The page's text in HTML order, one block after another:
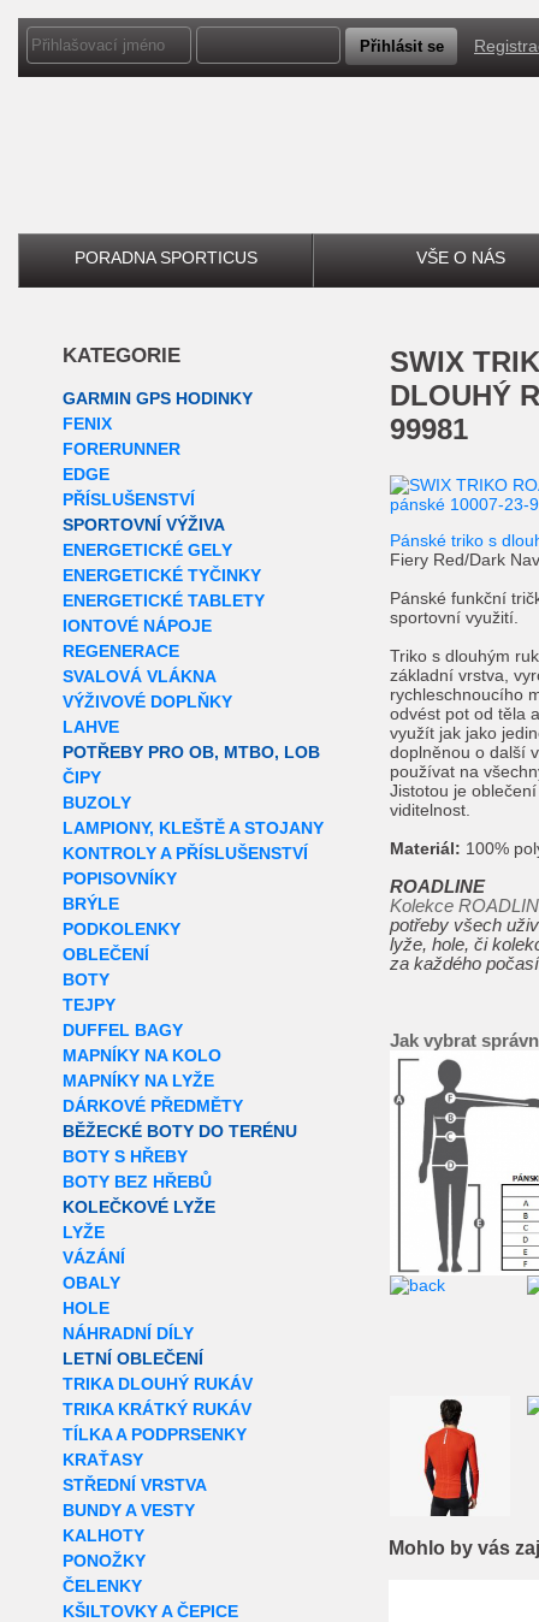
PORADNA SPORTICUS VŠE O NÁS
KATEGORIE
GARMIN GPS HODINKY
FENIX
FORERUNNER
EDGE
PŘÍSLUŠENSTVÍ
SPORTOVNÍ VÝŽIVA
ENERGETICKÉ GELY
ENERGETICKÉ TYČINKY
ENERGETICKÉ TABLETY
IONTOVÉ NÁPOJE
REGENERACE
SVALOVÁ VLÁKNA
VÝŽIVOVÉ DOPLŇKY
LAHVE
POTŘEBY PRO OB, MTBO, LOB
ČIPY
BUZOLY
LAMPIONY, KLEŠTĚ A STOJANY
KONTROLY A PŘÍSLUŠENSTVÍ
POPISOVNÍKY
BRÝLE
PODKOLENKY
OBLEČENÍ
BOTY
TEJPY
DUFFEL BAGY
MAPNÍKY NA KOLO
MAPNÍKY NA LYŽE
DÁRKOVÉ PŘEDMĚTY
BĚŽECKÉ BOTY DO TERÉNU
BOTY S HŘEBY
BOTY BEZ HŘEBŮ
KOLEČKOVÉ LYŽE
LYŽE
VÁZÁNÍ
OBALY
HOLE
NÁHRADNÍ DÍLY
LETNÍ OBLEČENÍ
TRIKA DLOUHÝ RUKÁV
TRIKA KRÁTKÝ RUKÁV
TÍLKA A PODPRSENKY
KRAŤASY
STŘEDNÍ VRSTVA
BUNDY A VESTY
KALHOTY
PONOŽKY
ČELENKY
KŠILTOVKY A ČEPICE
SWIX
DLOUHÝ
99981
Pánské triko s
Fiery Red/Dark
Pánské funkční
sportovní využití.
Triko s dlouhým
základní vrstva,
rychleschnoucího
odvést pot od těla
využít jak jako
doplněnou o další
používat na
Jistotou je
viditelnost.
Materiál: 100%
ROADLINE
Kolekce
potřeby všech
lyže, hole, či
za každého
Jak vybrat
Mohlo by vás